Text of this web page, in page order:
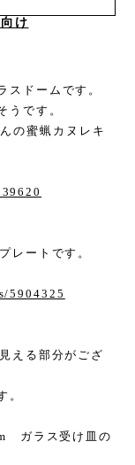
け
スドームです。
うです。
の蜜蝋カヌレキ
レートです。
5904325
える部分がござ
。
ガラス受け皿の